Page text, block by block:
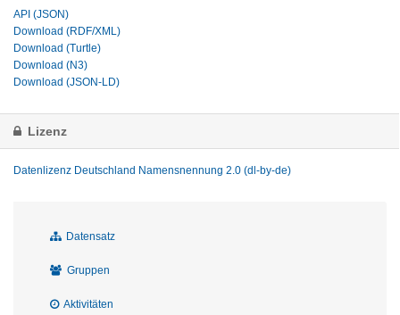
API (JSON)
Download (RDF/XML)
Download (Turtle)
Download (N3)
Download (JSON-LD)
Lizenz
Datenlizenz Deutschland Namensnennung 2.0 (dl-by-de)
Datensatz
Gruppen
Aktivitäten